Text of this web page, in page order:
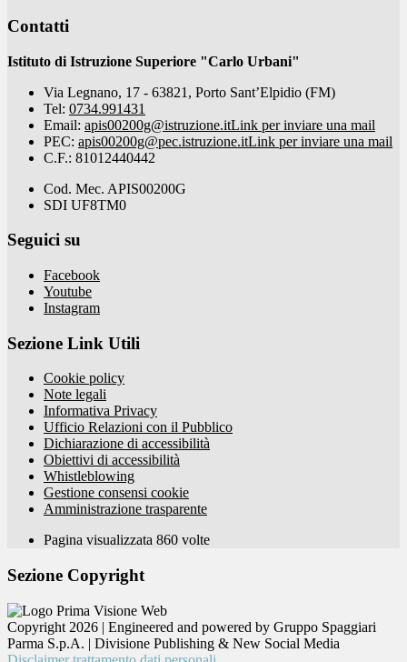
Contatti
Istituto di Istruzione Superiore "Carlo Urbani"
Via Legnano, 17 - 63821, Porto Sant’Elpidio (FM)
Tel: 0734.991431
Email: apis00200g@istruzione.itLink per inviare una mail
PEC: apis00200g@pec.istruzione.itLink per inviare una mail
C.F.: 81012440442
Cod. Mec. APIS00200G
SDI UF8TM0
Seguici su
Facebook
Youtube
Instagram
Sezione Link Utili
Cookie policy
Note legali
Informativa Privacy
Ufficio Relazioni con il Pubblico
Dichiarazione di accessibilità
Obiettivi di accessibilità
Whistleblowing
Gestione consensi cookie
Amministrazione trasparente
Pagina visualizzata 860 volte
Sezione Copyright
Copyright 2026 | Engineered and powered by Gruppo Spaggiari
Parma S.p.A. | Divisione Publishing & New Social Media